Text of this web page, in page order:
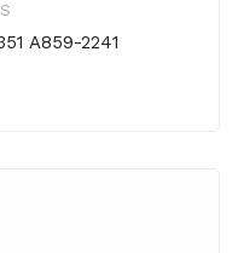
A859-2241